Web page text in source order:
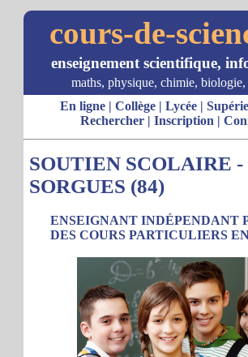
cours-de-
enseignement scientifique,
maths, physique, chimie,
En ligne| Collège| Lycée|
Rechercher| Inscription |
SOUTIEN SCOLAIRE -
SORGUES (84)
ENSEIGNANT INDÉPENDANT
DES COURS PARTICULIERS